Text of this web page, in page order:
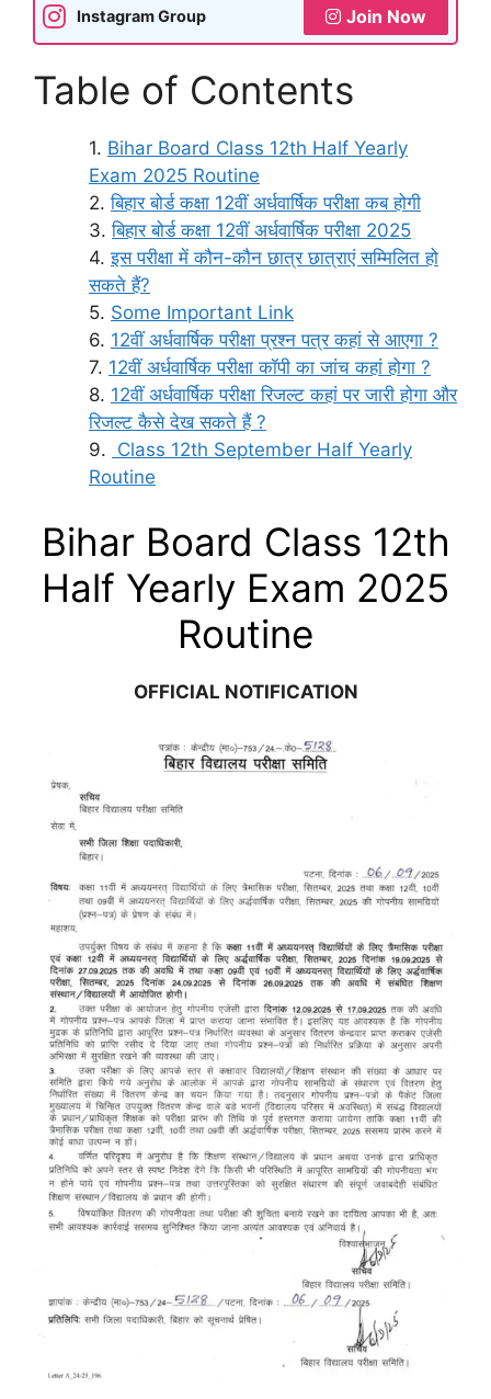
Instagram Group Join Now
Table of Contents
Bihar Board Class 12th Half Yearly
Exam 2025 Routine
बिहार बोर्ड कक्षा 12वीं अर्धवार्षिक परीक्षा कब होगी
बिहार बोर्ड कक्षा 12वीं अर्धवार्षिक परीक्षा 2025
इस परीक्षा में कौन-कौन छात्र छात्राएं सम्मिलित हो
सकते हैं?
Some Important Link
12वीं अर्धवार्षिक परीक्षा प्रश्न पत्र कहां से आएगा ?
12वीं अर्धवार्षिक परीक्षा कॉपी का जांच कहां होगा ?
12वीं अर्धवार्षिक परीक्षा रिजल्ट कहां पर जारी होगा और
रिजल्ट कैसे देख सकते हैं ?
Class 12th September Half Yearly
Routine
Bihar Board Class 12th
Half Yearly Exam 2025
Routine
OFFICIAL NOTIFICATION